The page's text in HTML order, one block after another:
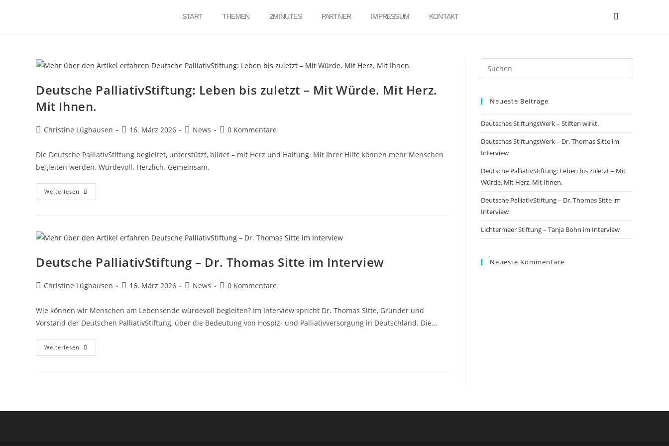
START THEMEN 2MINUTES PARTNER IMPRESSUM KONTAKT
Deutsche PalliativStiftung: Leben bis zuletzt – Mit Würde. Mit Herz.
Mit Ihnen.
Christine Lüghausen 16. März 2026 News 0 Kommentare
Die Deutsche PalliativStiftung begleitet, unterstützt, bildet – mit Herz und Haltung. Mit Ihrer Hilfe können mehr Menschen
begleiten werden. Würdevoll. Herzlich. Gemeinsam.
Weiterlesen
Deutsche PalliativStiftung – Dr. Thomas Sitte im Interview
Christine Lüghausen 16. März 2026 News 0 Kommentare
Wie können wir Menschen am Lebensende würdevoll begleiten? Im Interview spricht Dr. Thomas Sitte, Gründer und
Vorstand der Deutschen PalliativStiftung, über die Bedeutung von Hospiz- und Palliativversorgung in Deutschland. Die…
Weiterlesen
Neueste Beiträge
Deutsches StiftungsWerk – Stiften wirkt.
Deutsches StiftungsWerk – Dr. Thomas Sitte im
Interview
Deutsche PalliativStiftung: Leben bis zuletzt – Mit
Würde. Mit Herz. Mit Ihnen.
Deutsche PalliativStiftung – Dr. Thomas Sitte im
Interview
Lichtermeer Stiftung – Tanja Bohn im Interview
Neueste Kommentare